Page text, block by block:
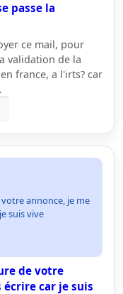
passe la
ce mail, pour
validation de la
france, a l'irts? car
annonce, je me
suis vive
de votre
écrire car je suis